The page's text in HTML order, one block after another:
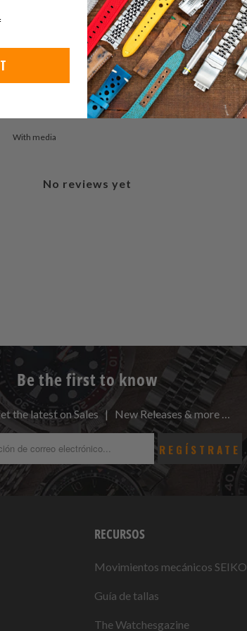
0%
0%
With media
No reviews yet
Be the first to know
the latest on Sales | New Releases & more …
RECURSOS
Movimientos mecánicos SEIKO
Guía de tallas
The Watchesgazine